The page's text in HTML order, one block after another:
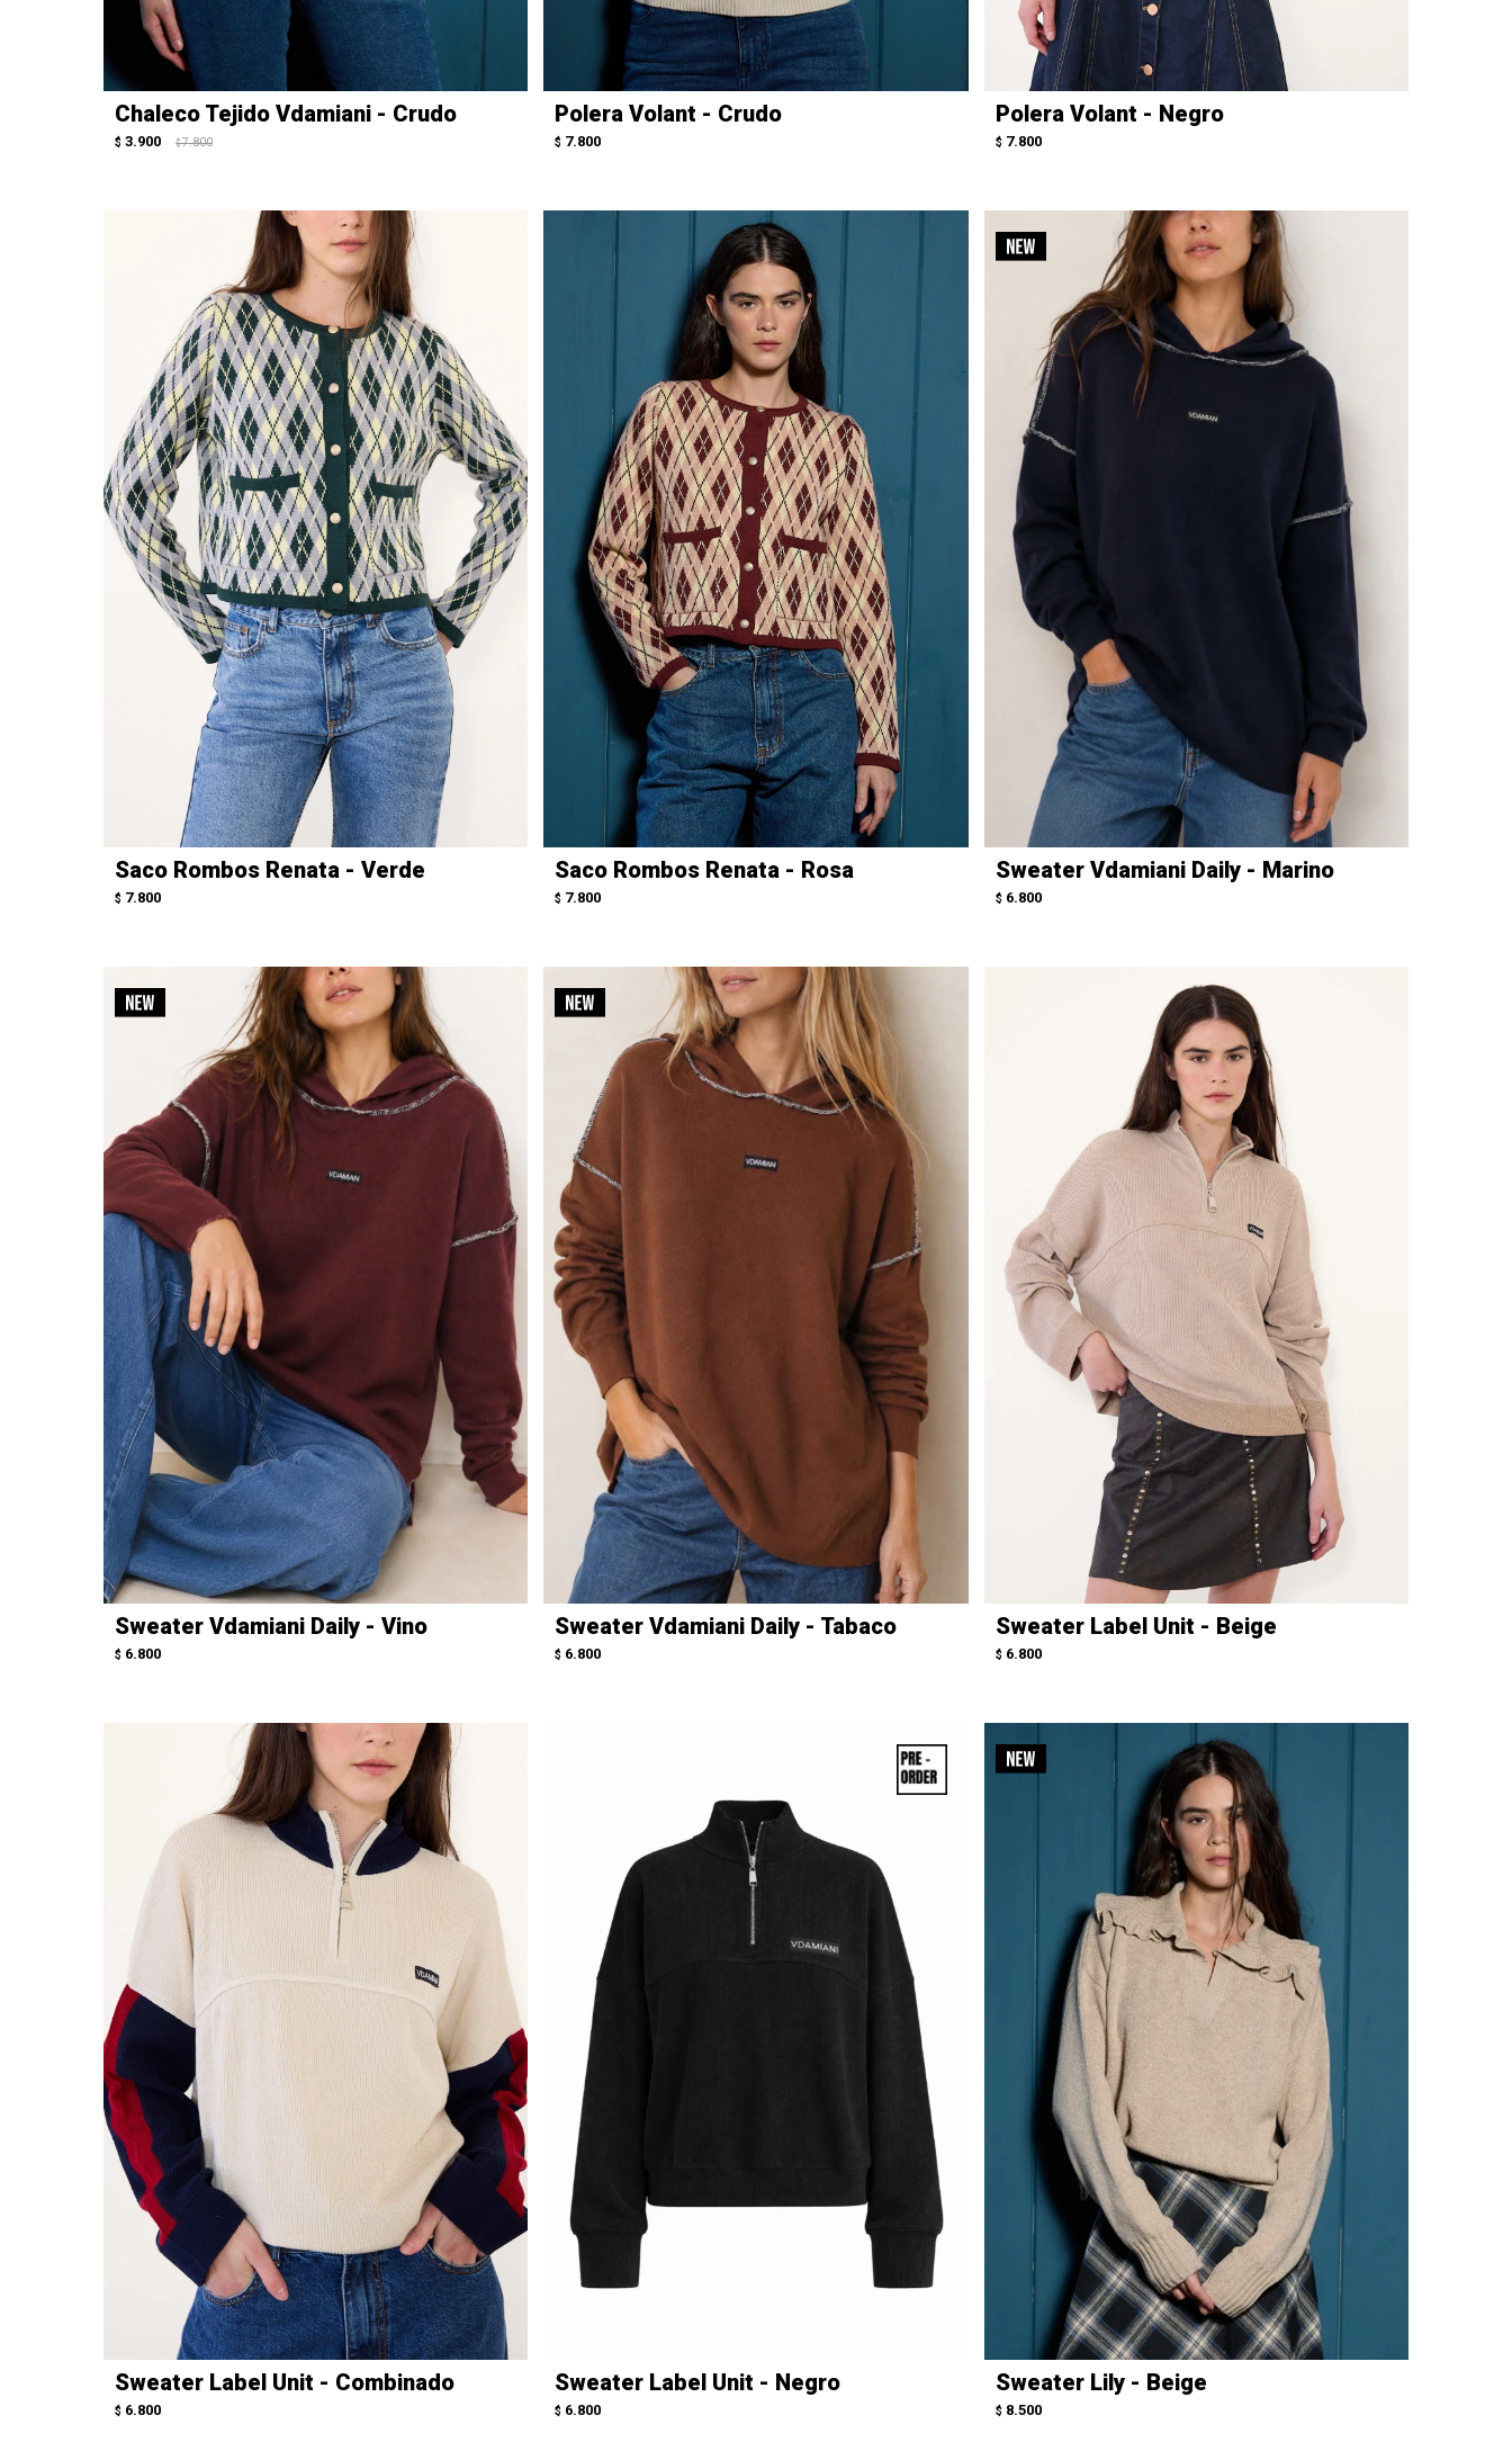
Chaleco Tejido Vdamiani - Crudo
$ 3.900 $ 7.800
Polera Volant - Crudo
$ 7.800
Polera Volant - Negro
$ 7.800
Saco Rombos Renata - Verde
$ 7.800
Saco Rombos Renata - Rosa
$ 7.800
Sweater Vdamiani Daily - Marino
$ 6.800
Sweater Vdamiani Daily - Vino
$ 6.800
Sweater Vdamiani Daily - Tabaco
$ 6.800
Sweater Label Unit - Beige
$ 6.800
Sweater Label Unit - Combinado
$ 6.800
Sweater Label Unit - Negro
$ 6.800
Sweater Lily - Beige
$ 8.500